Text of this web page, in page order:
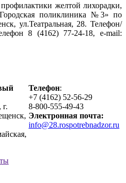
желтой лихорадки,
поликлиника №3» по
ул.Театральная, 28. Телефон/
8 (4162) 77-24-18, e-mail:
г.
Телефон:
+7 (4162) 52-56-29
8-800-555-49-43
Электронная почта:
info@28.rospotrebnadzor.ru